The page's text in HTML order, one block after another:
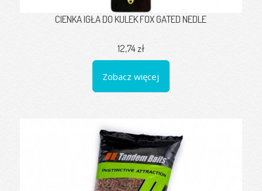
CIENKA IGŁA DO KULEK FOX GATED NEDLE
12,74 zł
Zobacz więcej